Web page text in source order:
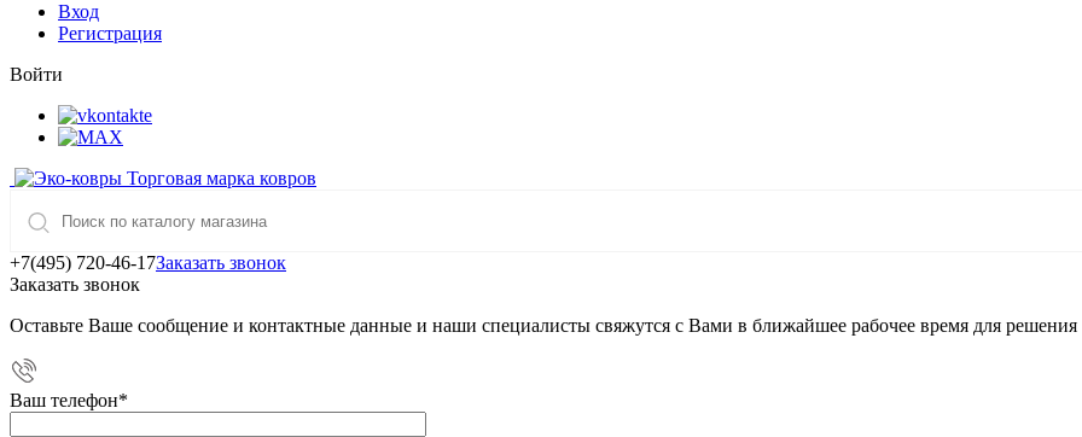
Вход
Регистрация
Войти
Торговая марка ковров
+7(495) 720-46-17Заказать звонок
Заказать звонок
Оставьте Ваше сообщение и контактные данные и наши специалисты свяжутся с Вами в ближайшее рабочее время для
Ваш телефон*